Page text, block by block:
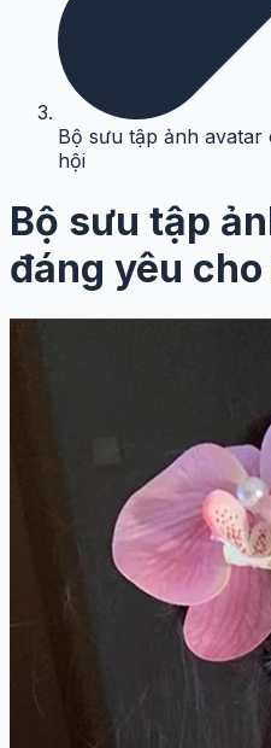
Bộ sưu tập ảnh
hội
Bộ sưu tập
đáng yêu